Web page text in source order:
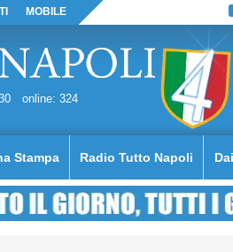
MOBILE
online: 324
Stampa Radio Tutto Napoli